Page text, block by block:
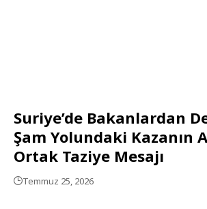
Suriye’de Bakanlardan
Şam Yolundaki Kazanın
Ortak Taziye Mesajı
Temmuz 25, 2026